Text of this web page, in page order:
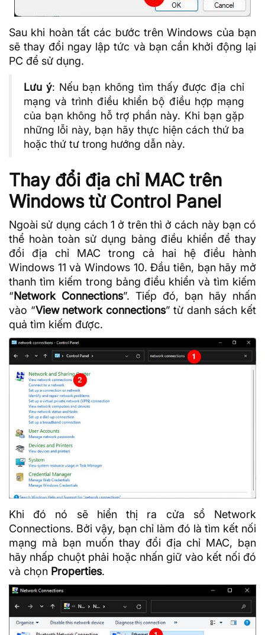
Sau khi hoàn tất các bước trên Windows của bạn
sẽ thay đổi ngay lập tức và bạn cần khởi động lại
PC để sử dụng.
Lưu ý: Nếu bạn không tìm thấy được địa chỉ
mạng và trình điều khiển bộ điều hợp mạng
của bạn không hỗ trợ phần này. Khi bạn gặp
những lỗi này, bạn hãy thực hiện cách thứ ba
hoặc thứ tư trong hướng dẫn này.
Thay đổi địa chỉ MAC trên
Windows từ Control Panel
Ngoài sử dụng cách 1 ở trên thì ở cách này bạn có
thể hoàn toàn sử dụng bảng điều khiển để thay
đổi địa chỉ MAC trong cả hai hệ điều hành
Windows 11 và Windows 10. Đầu tiên, bạn hãy mở
thanh tìm kiếm trong bảng điều khiển và tìm kiếm
“Network Connections”. Tiếp đó, bạn hãy nhấn
vào “View network connections” từ danh sách kết
quả tìm kiếm được.
Khi đó nó sẽ hiển thị ra cửa sổ Network
Connections. Bởi vậy, bạn chỉ làm đó là tìm kết nối
mạng mà bạn muốn thay đổi địa chỉ MAC, bạn
hãy nhấp chuột phải hoặc nhấn giữ vào kết nối đó
và chọn Properties.